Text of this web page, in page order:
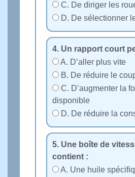
C. De diriger les
D. De sélectionner
4. Un rapport court
A. D’aller plus vite
B. De réduire le
C. D’augmenter la
disponible
D. De réduire la
5. Une boîte de
contient :
A. Une huile